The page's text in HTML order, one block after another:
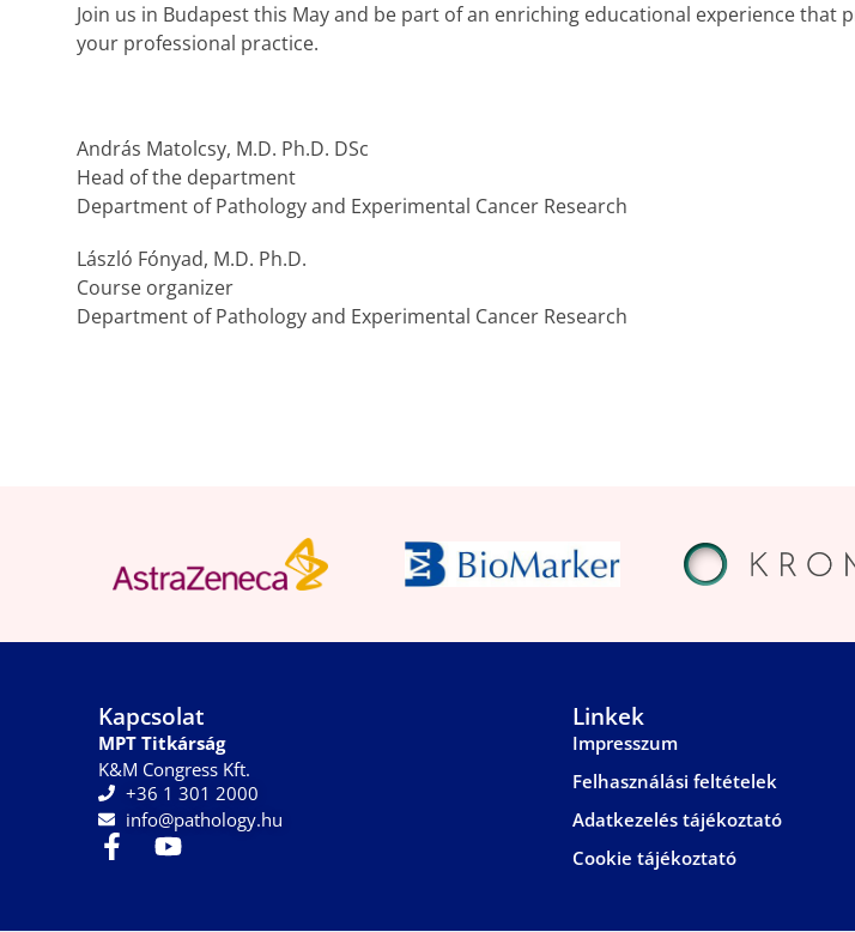
​Join us in Budapest this May and be part of an enriching educational experience that
your professional practice.
András Matolcsy, M.D. Ph.D. DSc
Head of the department
Department of Pathology and Experimental Cancer Research
László Fónyad, M.D. Ph.D.
Course organizer
Department of Pathology and Experimental Cancer Research
Kapcsolat
MPT Titkárság
K&M Congress Kft.
+36 1 301 2000
info@pathology.hu
Linkek
Impresszum
Felhasználási feltételek
Adatkezelés tájékoztató
Cookie tájékoztató